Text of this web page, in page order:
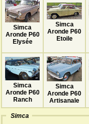
Simca
Aronde P60
Elysée
Simca
Aronde P60
Etoile
Simca
Aronde P60
Ranch
Simca
Aronde P60
Artisanale
Simca